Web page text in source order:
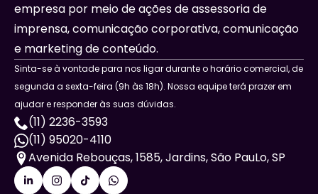
empresa por meio de ações de assessoria de
imprensa, comunicação corporativa, comunicação
e marketing de conteúdo.
Sinta-se à vontade para nos ligar durante o horário comercial, de
segunda a sexta-feira (9h às 18h). Nossa equipe terá prazer em
ajudar e responder às suas dúvidas.
(11) 2236-3593
(11) 95020-4110
Avenida Rebouças, 1585, Jardins, São PauLo, SP